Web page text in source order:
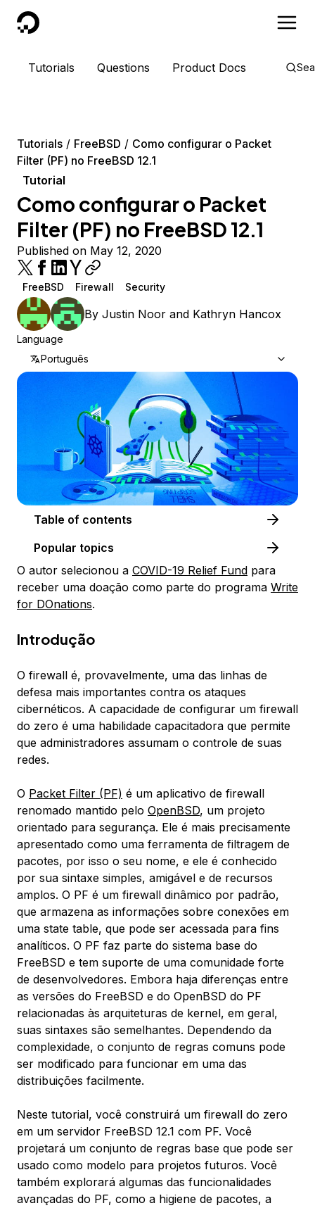
DigitalOcean
Tutorials Questions Product Docs
Tutorials FreeBSD
Como configurar o Packet
Filter (PF) no FreeBSD 12.1
Tutorial
Como configurar o Packet
Filter (PF) no FreeBSD 12.1
Published on May 12, 2020
FreeBSD Firewall Security
By Justin Noor and Kathryn Hancox
Language
Português
Table of contents
Popular topics
O autor selecionou a COVID-19 Relief Fund ​​​​​ para
receber uma doação como parte do programa Write
for DOnations.
Introdução
O firewall é, provavelmente, uma das linhas de
defesa mais importantes contra os ataques
cibernéticos. A capacidade de configurar um firewall
do zero é uma habilidade capacitadora que permite
que administradores assumam o controle de suas
redes.
O Packet Filter (PF) é um aplicativo de firewall
renomado mantido pelo OpenBSD, um projeto
orientado para segurança. Ele é mais precisamente
apresentado como uma ferramenta de filtragem de
pacotes, por isso o seu nome, e ele é conhecido
por sua sintaxe simples, amigável e de recursos
amplos. O PF é um firewall dinâmico por padrão,
que armazena as informações sobre conexões em
uma state table, que pode ser acessada para fins
analíticos. O PF faz parte do sistema base do
FreeBSD e tem suporte de uma comunidade forte
de desenvolvedores. Embora haja diferenças entre
as versões do FreeBSD e do OpenBSD do PF
relacionadas às arquiteturas de kernel, em geral,
suas sintaxes são semelhantes. Dependendo da
complexidade, o conjunto de regras comuns pode
ser modificado para funcionar em uma das
distribuições facilmente.
Neste tutorial, você construirá um firewall do zero
em um servidor FreeBSD 12.1 com PF. Você
projetará um conjunto de regras base que pode ser
usado como modelo para projetos futuros. Você
também explorará algumas das funcionalidades
avançadas do PF, como a higiene de pacotes, a